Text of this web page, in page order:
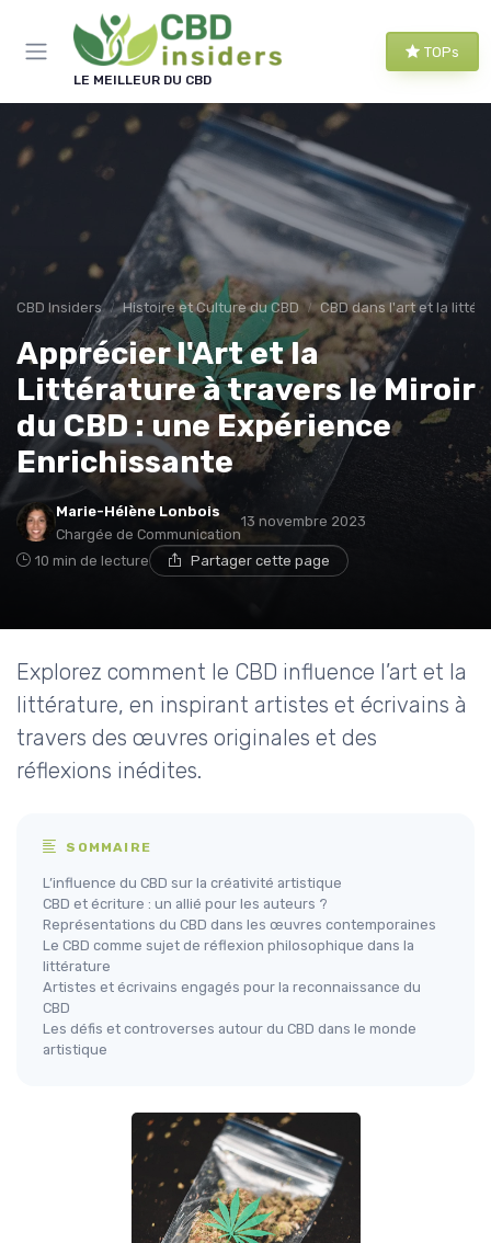
LE MEILLEUR DU CBD
TOPs
CBD Insiders Histoire et Culture du CBD CBD dans l'art et la
Apprécier l'Art et la
Littérature à travers le Miroir
du CBD : une Expérience
Enrichissante
Marie-Hélène Lonbois
Chargée de Communication
13 novembre 2023
10 min de lecture Partager cette page
Explorez comment le CBD influence l’art et la
littérature, en inspirant artistes et écrivains à
travers des œuvres originales et des
réflexions inédites.
SOMMAIRE
L’influence du CBD sur la créativité artistique
CBD et écriture : un allié pour les auteurs ?
Représentations du CBD dans les œuvres contemporaines
Le CBD comme sujet de réflexion philosophique dans la
littérature
Artistes et écrivains engagés pour la reconnaissance du
CBD
Les défis et controverses autour du CBD dans le monde
artistique
Panneau de gestion des cookies